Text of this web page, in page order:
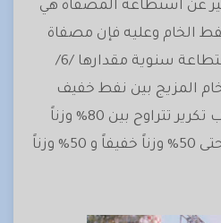
عن استطاعة المصفاة هي
الخام وعليه فإن مصفاة
بانياس صممت على استطاعة سنوية مقدارها /6/
المزيج بين نفط خفيف
ونفط سوري ثقيل بنسب تكرير تتراوح بين 80% وزناً
خفيفاً و20% وزناً ثقيلاً وحتى 50% وزناً خفيفاً و 50% وزناً